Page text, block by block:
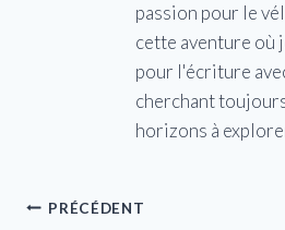
passion pour le
cette aventure où
pour l'écriture
cherchant
horizons à
Navigation
PRÉCÉDENT